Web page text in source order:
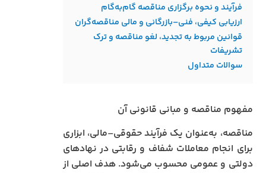
فرآیند و نحوه برگزاری مناقصه گام‌به‌گام
ارزیابی کیفی، فنی–بازرگانی و مالی مناقصه‌گران
قوانین مربوط به تجدید، لغو مناقصه و ترک
تشریفات
سوالات متداول
مفهوم مناقصه و مبانی قانونی آن
مناقصه، به‌عنوان یک فرآیند حقوقی–مالی، ابزاری
برای انجام معاملات شفاف و رقابتی در نهادهای
دولتی و عمومی محسوب می‌شود. هدف اصلی از